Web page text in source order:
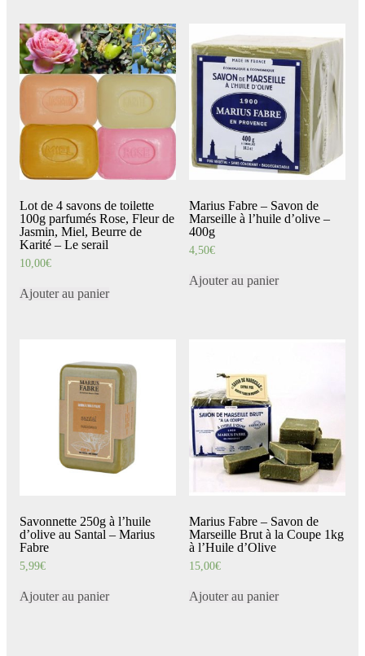
Lot de 4 savons de toilette
100g parfumés Rose, Fleur de
Jasmin, Miel, Beurre de
Karité – Le serail
10,00€
Ajouter au panier
Marius Fabre – Savon de
Marseille à l’huile d’olive –
400g
4,50€
Ajouter au panier
Savonnette 250g à l’huile
d’olive au Santal – Marius
Fabre
5,99€
Ajouter au panier
Marius Fabre – Savon de
Marseille Brut à la Coupe 1kg
à l’Huile d’Olive
15,00€
Ajouter au panier